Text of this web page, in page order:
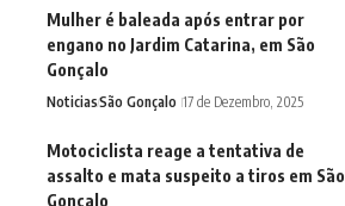
Mulher é baleada após entrar por
engano no Jardim Catarina, em São
Gonçalo
NoticiasSão Gonçalo 17 de Dezembro, 2025
Motociclista reage a tentativa de
assalto e mata suspeito a tiros em São
Gonçalo